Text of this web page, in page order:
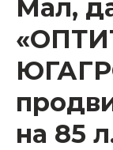
Мал,
на 85